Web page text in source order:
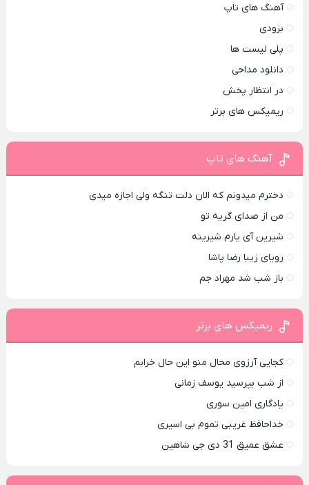
آهنگ های تاپ
بزودی
پلی لیست ها
دانلود مداحی
در انتظار پخش
ریمیکس های برتر
آهنگ های تاپ
دخترم میدونم که الان دلت تنگه ولی اجازه میدی
من از صدای گريه تو
شیرین آی یارم شیرینه
رویای زیبا رضا پاشا
باز شب شد مهراد جم
ریمیکس های برتر
کجایی آرزوی محال منو این حال خرابم
از شب بپرسید یوسف زمانی
یادگاری امین سوری
خداحافظ غریبی تموم بی اسیری
عشق عمیق 31 دی جی شاهین